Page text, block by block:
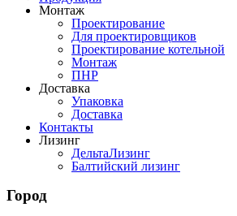
Монтаж
Проектирование
Для проектировщиков
Проектирование котельной
Монтаж
ПНР
Доставка
Упаковка
Доставка
Контакты
Лизинг
ДельтаЛизинг
Балтийский лизинг
Город